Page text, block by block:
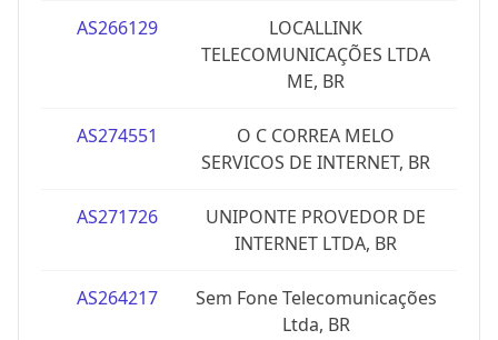
AS266129
LOCALLINK
TELECOMUNICAÇÕES LTDA
ME, BR
AS274551
O C CORREA MELO
SERVICOS DE INTERNET, BR
AS271726
UNIPONTE PROVEDOR DE
INTERNET LTDA, BR
AS264217
Sem Fone Telecomunicações
Ltda, BR